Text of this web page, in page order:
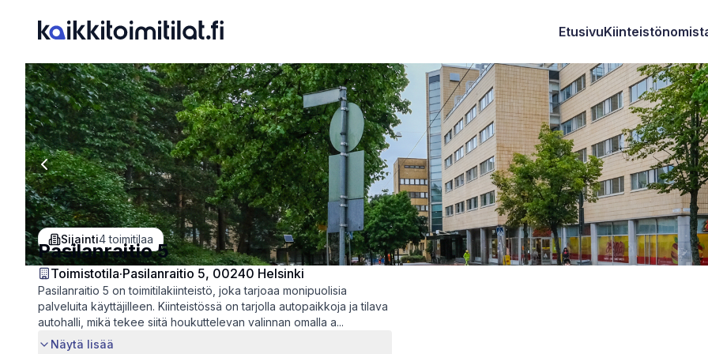
Etusivu
Previous slide
Sijainti4toimitilaa
Pasilanraitio 5
Toimistotila·Pasilanraitio 5, 00240 Helsinki
Pasilanraitio 5 on toimitilakiinteistö, joka tarjoaa monipuolisia
palveluita käyttäjilleen. Kiinteistössä on tarjolla autopaikkoja ja tilava
autohalli, mikä tekee siitä houkuttelevan valinnan omalla a...
Näytä lisää